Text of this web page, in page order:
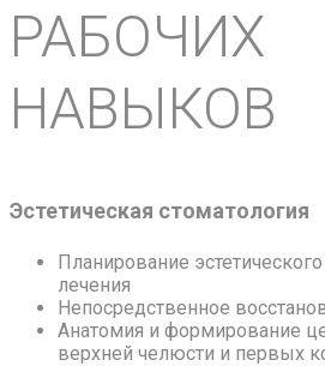
РАБОЧИХ
НАВЫКОВ
Эстетическая стоматология
Планирование
лечения
Непосредственное
Анатомия и формирование
верхней челюсти и первых